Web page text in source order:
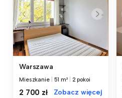
Warszawa
Mieszkanie 51 m² 2 pokoi
2 700 zł Zobacz więcej